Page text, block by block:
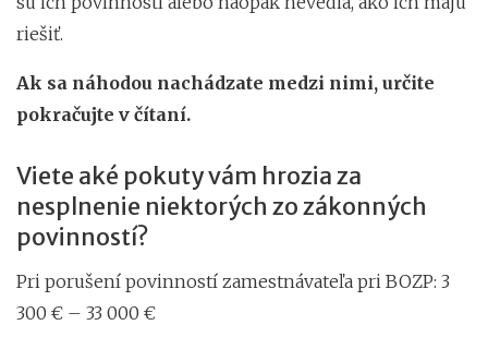
riešiť.
Ak sa náhodou nachádzate medzi nimi, určite
pokračujte v čítaní.
Viete aké pokuty vám hrozia za
nesplnenie niektorých zo zákonných
povinností?
Pri porušení povinností zamestnávateľa pri BOZP: 3
300 € – 33 000 €